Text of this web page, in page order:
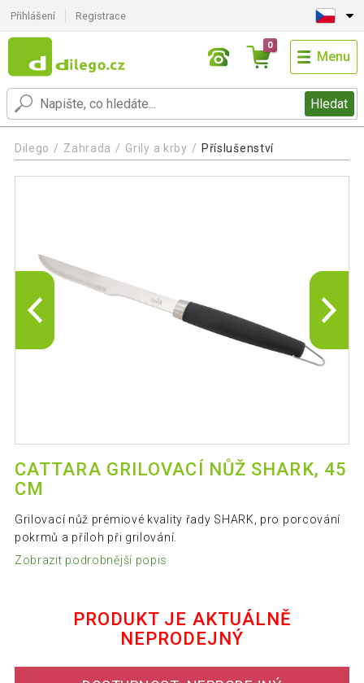
Přihlášení Registrace
Hledat
0
Menu
Dilego Zahrada Grily a krby Příslušenství
CATTARA GRILOVACÍ NŮŽ SHARK, 45
CM
Grilovací nůž prémiové kvality řady SHARK, pro porcování
pokrmů a příloh při grilování.
Zobrazit podrobnější popis
PRODUKT JE AKTUÁLNĚ
NEPRODEJNÝ